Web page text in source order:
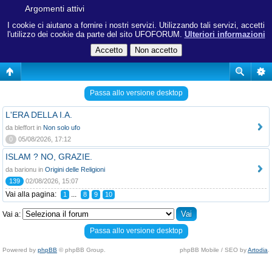
I cookie ci aiutano a fornire i nostri servizi. Utilizzando tali servizi, accetti
l'utilizzo dei cookie da parte del sito UFOFORUM. Ulteriori informazioni
Argomenti attivi
Passa allo versione desktop
L'ERA DELLA I.A.
da bleffort in Non solo ufo
0
05/08/2026, 17:12
ISLAM ? NO, GRAZIE.
da barionu in Origini delle Religioni
139
02/08/2026, 15:07
Vai alla pagina: 1 ... 8 9 10
Vai a:
Passa allo versione desktop
Powered by phpBB © phpBB Group. phpBB Mobile / SEO byArtodia